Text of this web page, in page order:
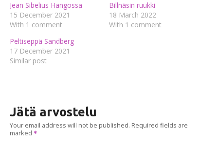
Jean Sibelius Hangossa
15 December 2021
With 1 comment
Billnäsin ruukki
18 March 2022
With 1 comment
Peltiseppä Sandberg
17 December 2021
Similar post
Jätä arvostelu
Your email address will not be published. Required fields are
marked